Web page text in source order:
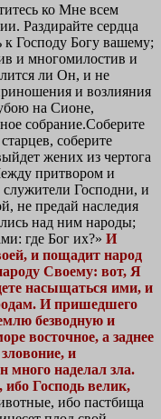
ко Мне всем
Раздирайте сердца
Господу Богу вашему;
и многомилостив и
ли Он, и не
и возлияния
на Сионе,
собрание.Соберите
соберите
жених из чертога
притвором и
Господни, и
не предай наследия
над ним народы;
где Бог их?» И
и пощадит народ
Своему: вот, Я
насыщаться ими, и
И пришедшего
безводную и
восточное, а заднее
и
много наделал зла.
ибо Господь велик,
ибо пастбища